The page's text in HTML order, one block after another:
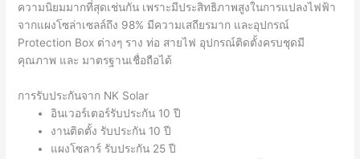
ความนิยมมากที่สุดเช่นกัน เพราะมีประสิทธิภาพสูงในการแปลงไฟฟ้า
จากแผงโซล่าเซลล์ถึง 98% มีความเสถียรมาก และอุปกรณ์
Protection Box ต่างๆ ราง ท่อ สายไฟ อุปกรณ์ติดตั้งครบชุดมี
คุณภาพ และ มาตรฐานเชื่อถือได้
การรับประกันจาก NK Solar
อินเวอร์เตอร์รับประกัน 10 ปี
งานติดตั้ง รับประกัน 10 ปี
แผงโซลาร์ รับประกัน 25 ปี